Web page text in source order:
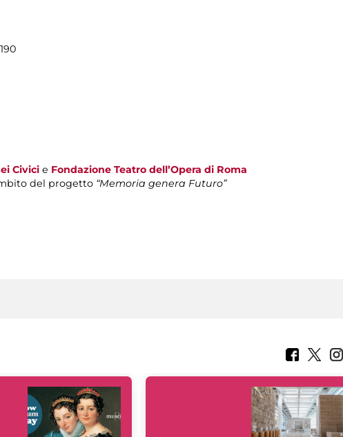
Civici e Fondazione Teatro dell’Opera di Roma
del progetto “Memoria genera Futuro”